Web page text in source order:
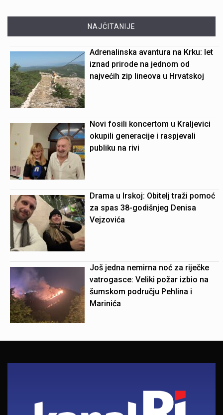
NAJČITANIJE
Adrenalinska avantura na Krku: let
iznad prirode na jednom od
najvećih zip lineova u Hrvatskoj
Novi fosili koncertom u Kraljevici
okupili generacije i raspjevali
publiku na rivi
Drama u Irskoj: Obitelj traži pomoć
za spas 38-godišnjeg Denisa
Vejzovića
Još jedna nemirna noć za riječke
vatrogasce: Veliki požar izbio na
šumskom području Pehlina i
Marinića